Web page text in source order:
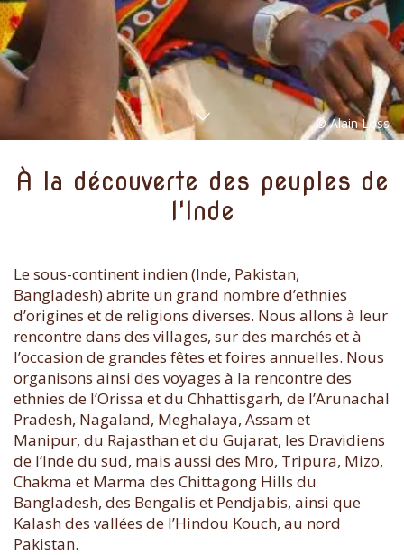
À la découverte des peuples de
l'Inde
Le sous-continent indien (Inde, Pakistan,
Bangladesh) abrite un grand nombre d’ethnies
d’origines et de religions diverses. Nous allons à leur
rencontre dans des villages, sur des marchés et à
l’occasion de grandes fêtes et foires annuelles. Nous
organisons ainsi des voyages à la rencontre des
ethnies de l’Orissa et du Chhattisgarh, de l’Arunachal
Pradesh, Nagaland, Meghalaya, Assam et
Manipur, du Rajasthan et du Gujarat, les Dravidiens
de l’Inde du sud, mais aussi des Mro, Tripura, Mizo,
Chakma et Marma des Chittagong Hills du
Bangladesh, des Bengalis et Pendjabis, ainsi que
Kalash des vallées de l’Hindou Kouch, au nord
Pakistan.